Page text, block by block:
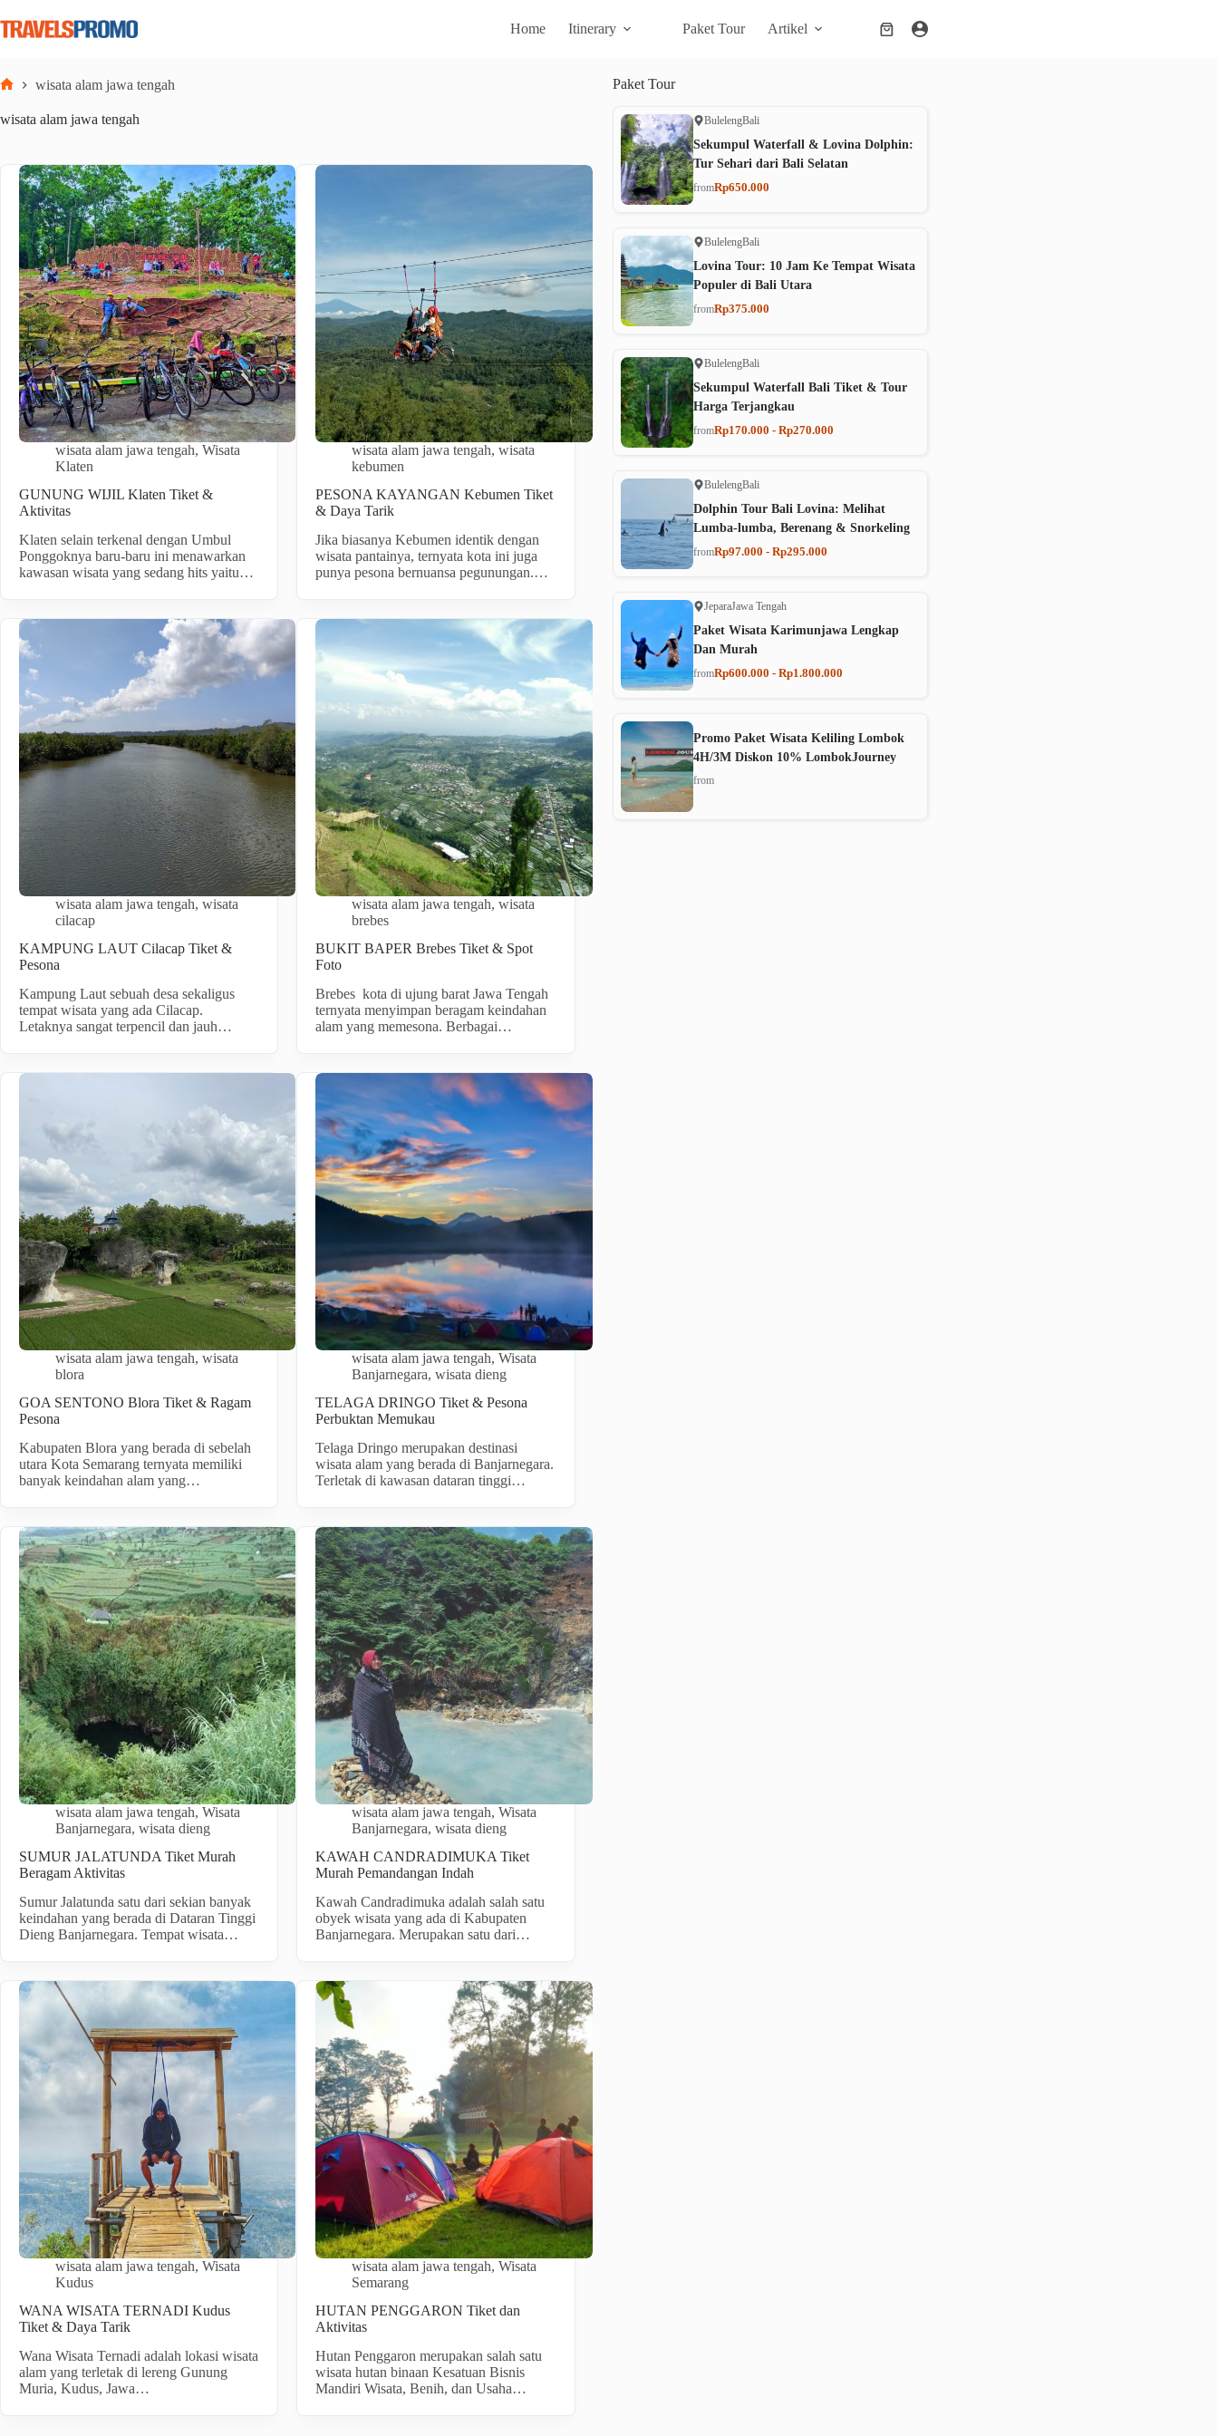
to
content
Home Itinerary Paket Tour Artikel
Shopping
wisata alam jawa tengah
wisata alam jawa tengah
wisata alam jawa tengah, Wisata
Klaten
GUNUNG WIJIL Klaten Tiket &
Aktivitas
Klaten selain terkenal dengan Umbul
Ponggoknya baru-baru ini menawarkan
kawasan wisata yang sedang hits yaitu…
wisata alam jawa tengah,wisata
kebumen
PESONA KAYANGAN Kebumen Tiket
& Daya Tarik
Jika biasanya Kebumen identik dengan
wisata pantainya, ternyata kota ini juga
punya pesona bernuansa pegunungan.…
wisata alam jawa tengah, wisata
cilacap
KAMPUNG LAUT Cilacap Tiket &
Pesona
Kampung Laut sebuah desa sekaligus
tempat wisata yang ada Cilacap.
Letaknya sangat terpencil dan jauh…
wisata alam jawa tengah,wisata
brebes
BUKIT BAPER Brebes Tiket & Spot
Foto
Brebes kota di ujung barat Jawa Tengah
ternyata menyimpan beragam keindahan
alam yang memesona. Berbagai…
wisata alam jawa tengah, wisata
blora
GOA SENTONO Blora Tiket & Ragam
Pesona
Kabupaten Blora yang berada di sebelah
utara Kota Semarang ternyata memiliki
banyak keindahan alam yang…
wisata alam jawa tengah,Wisata
Banjarnegara,wisata dieng
TELAGA DRINGO Tiket & Pesona
Perbuktan Memukau
Telaga Dringo merupakan destinasi
wisata alam yang berada di Banjarnegara.
Terletak di kawasan dataran tinggi…
wisata alam jawa tengah, Wisata
Banjarnegara, wisata dieng
SUMUR JALATUNDA Tiket Murah
Beragam Aktivitas
Sumur Jalatunda satu dari sekian banyak
keindahan yang berada di Dataran Tinggi
Dieng Banjarnegara. Tempat wisata…
wisata alam jawa tengah,Wisata
Banjarnegara,wisata dieng
KAWAH CANDRADIMUKA Tiket
Murah Pemandangan Indah
Kawah Candradimuka adalah salah satu
obyek wisata yang ada di Kabupaten
Banjarnegara. Merupakan satu dari…
wisata alam jawa tengah, Wisata
Kudus
WANA WISATA TERNADI Kudus
Tiket & Daya Tarik
Wana Wisata Ternadi adalah lokasi wisata
alam yang terletak di lereng Gunung
Muria, Kudus, Jawa…
wisata alam jawa tengah,Wisata
Semarang
HUTAN PENGGARON Tiket dan
Aktivitas
Hutan Penggaron merupakan salah satu
wisata hutan binaan Kesatuan Bisnis
Mandiri Wisata, Benih, dan Usaha…
Paket Tour
BulelengBali
Sekumpul Waterfall & Lovina Dolphin:
Tur Sehari dari Bali Selatan
fromRp650.000
BulelengBali
Lovina Tour: 10 Jam Ke Tempat Wisata
Populer di Bali Utara
fromRp375.000
BulelengBali
Sekumpul Waterfall Bali Tiket & Tour
Harga Terjangkau
fromRp170.000 - Rp270.000
BulelengBali
Dolphin Tour Bali Lovina: Melihat
Lumba-lumba, Berenang & Snorkeling
fromRp97.000 - Rp295.000
JeparaJawa Tengah
Paket Wisata Karimunjawa Lengkap
Dan Murah
fromRp600.000 - Rp1.800.000
Promo Paket Wisata Keliling Lombok
4H/3M Diskon 10% LombokJourney
from